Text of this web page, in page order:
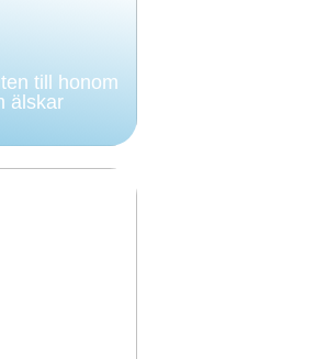
till honom
älskar